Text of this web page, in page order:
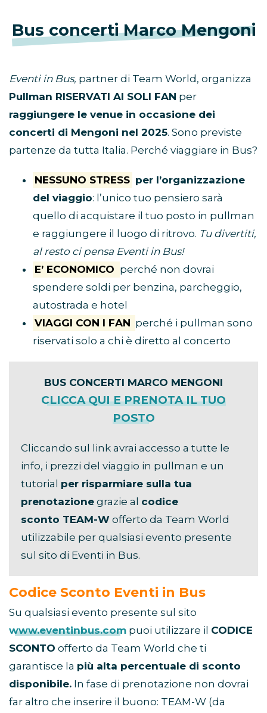
Bus concerti Marco Mengoni
Eventi in Bus, partner di Team World, organizza
Pullman RISERVATI AI SOLI FAN per
raggiungere le venue in occasione dei
concerti di Mengoni nel 2025. Sono previste
partenze da tutta Italia. Perché viaggiare in Bus?
NESSUNO STRESS per l’organizzazione
del viaggio: l’unico tuo pensiero sarà
quello di acquistare il tuo posto in pullman
e raggiungere il luogo di ritrovo. Tu divertiti,
al resto ci pensa Eventi in Bus!
E’ ECONOMICO perché non dovrai
spendere soldi per benzina, parcheggio,
autostrada e hotel
VIAGGI CON I FAN perché i pullman sono
riservati solo a chi è diretto al concerto
BUS CONCERTI MARCO MENGONI
CLICCA QUI E PRENOTA IL TUO
POSTO
Cliccando sul link avrai accesso a tutte le
info, i prezzi del viaggio in pullman e un
tutorial per risparmiare sulla tua
prenotazione grazie al codice
sconto TEAM-W offerto da Team World
utilizzabile per qualsiasi evento presente
sul sito di Eventi in Bus.
Codice Sconto Eventi in Bus
Su qualsiasi evento presente sul sito
www.eventinbus.com puoi utilizzare il CODICE
SCONTO offerto da Team World che ti
garantisce la più alta percentuale di sconto
disponibile. In fase di prenotazione non dovrai
far altro che inserire il buono: TEAM-W (da